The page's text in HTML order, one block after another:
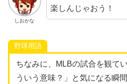
しおかな
楽しんじゃおう！
野球用語
ちなみに、MLBの試合を観て
ういう意味？」と気になる瞬